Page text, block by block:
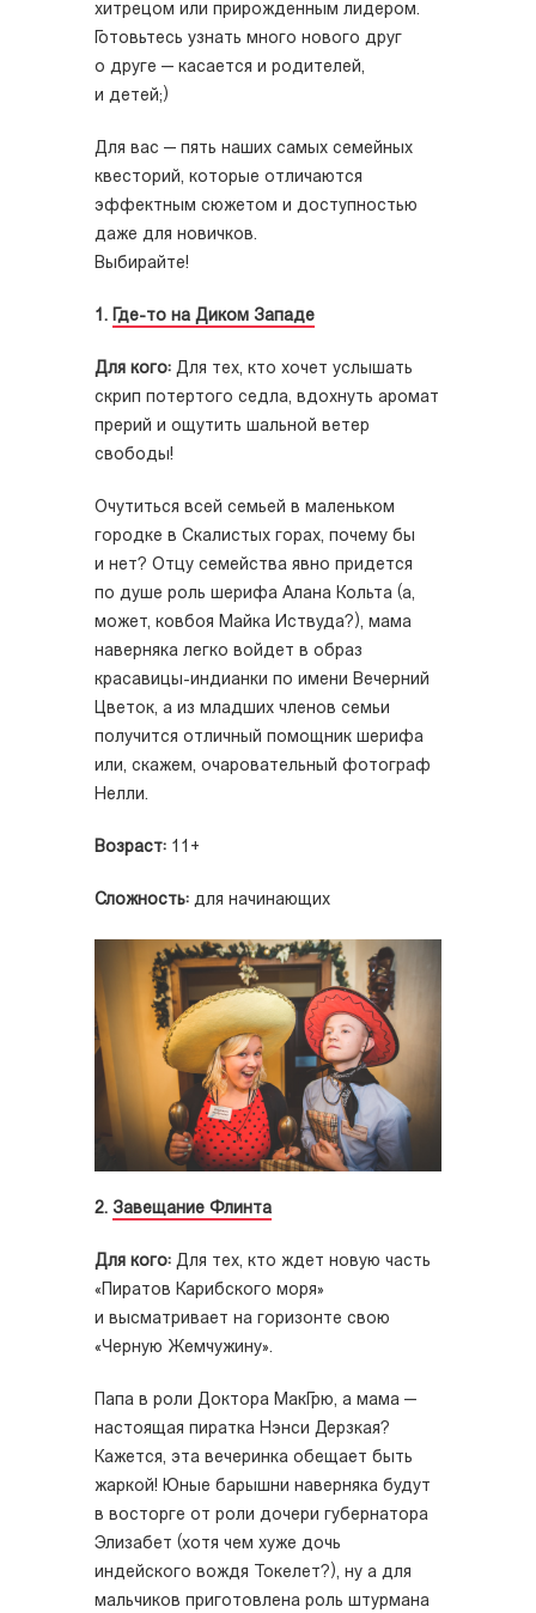
хитрецом или прирожденным лидером.
Готовьтесь узнать много нового друг
о друге — касается и родителей,
и детей;)
Для вас — пять наших самых семейных
квесторий, которые отличаются
эффектным сюжетом и доступностью
даже для новичков.
Выбирайте!
1. Где-то на Диком Западе
Для кого: Для тех, кто хочет услышать
скрип потертого седла, вдохнуть аромат
прерий и ощутить шальной ветер
свободы!
Очутиться всей семьей в маленьком
городке в Скалистых горах, почему бы
и нет? Отцу семейства явно придется
по душе роль шерифа Алана Кольта (а,
может, ковбоя Майка Иствуда?), мама
наверняка легко войдет в образ
красавицы-индианки по имени Вечерний
Цветок, а из младших членов семьи
получится отличный помощник шерифа
или, скажем, очаровательный фотограф
Нелли.
Возраст: 11+
Сложность: для начинающих
2. Завещание Флинта
Для кого: Для тех, кто ждет новую часть
«Пиратов Карибского моря»
и высматривает на горизонте свою
«Черную Жемчужину».
Папа в роли Доктора МакГрю, а мама —
настоящая пиратка Нэнси Дерзкая?
Кажется, эта вечеринка обещает быть
жаркой! Юные барышни наверняка будут
в восторге от роли дочери губернатора
Элизабет (хотя чем хуже дочь
индейского вождя Токелет?), ну а для
мальчиков приготовлена роль штурмана